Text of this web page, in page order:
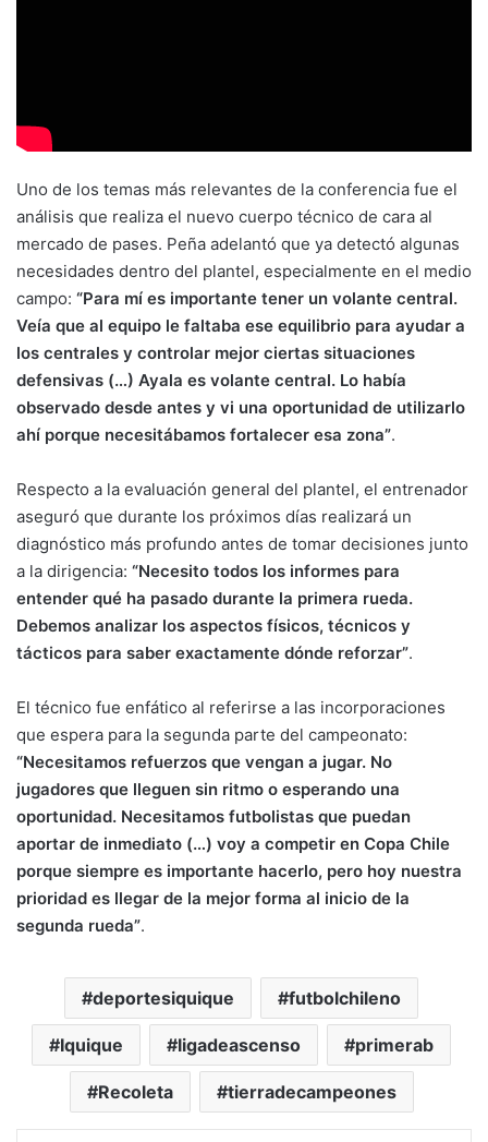
Uno de los temas más relevantes de la conferencia fue el
análisis que realiza el nuevo cuerpo técnico de cara al
mercado de pases. Peña adelantó que ya detectó algunas
necesidades dentro del plantel, especialmente en el medio
campo: “Para mí es importante tener un volante central.
Veía que al equipo le faltaba ese equilibrio para ayudar a
los centrales y controlar mejor ciertas situaciones
defensivas (…) Ayala es volante central. Lo había
observado desde antes y vi una oportunidad de utilizarlo
ahí porque necesitábamos fortalecer esa zona”.
Respecto a la evaluación general del plantel, el entrenador
aseguró que durante los próximos días realizará un
diagnóstico más profundo antes de tomar decisiones junto
a la dirigencia: “Necesito todos los informes para
entender qué ha pasado durante la primera rueda.
Debemos analizar los aspectos físicos, técnicos y
tácticos para saber exactamente dónde reforzar”.
El técnico fue enfático al referirse a las incorporaciones
que espera para la segunda parte del campeonato:
“Necesitamos refuerzos que vengan a jugar. No
jugadores que lleguen sin ritmo o esperando una
oportunidad. Necesitamos futbolistas que puedan
aportar de inmediato (…) voy a competir en Copa Chile
porque siempre es importante hacerlo, pero hoy nuestra
prioridad es llegar de la mejor forma al inicio de la
segunda rueda”.
deportesiquique futbolchileno
Iquique ligadeascenso primerab
Recoleta tierradecampeones